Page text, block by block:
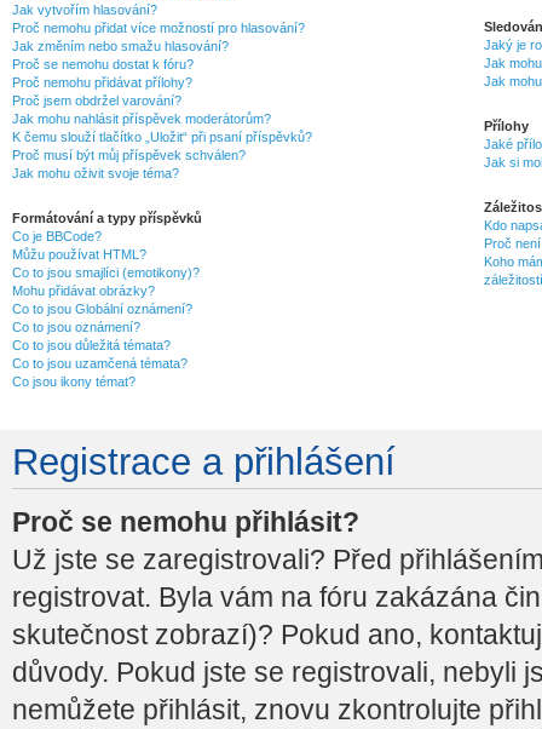
Jak vytvořím hlasování?
Proč nemohu přidat více možností pro hlasování?
Jak změním nebo smažu hlasování?
Proč se nemohu dostat k fóru?
Proč nemohu přidávat přílohy?
Proč jsem obdržel varování?
Jak mohu nahlásit příspěvek moderátorům?
K čemu slouží tlačítko „Uložit“ při psaní příspěvků?
Proč musí být můj příspěvek schválen?
Jak mohu oživit svoje téma?
Formátování a typy příspěvků
Co je BBCode?
Můžu používat HTML?
Co to jsou smajlíci (emotikony)?
Mohu přidávat obrázky?
Co to jsou Globální oznámení?
Co to jsou oznámení?
Co to jsou důležitá témata?
Co to jsou uzamčená témata?
Co jsou ikony témat?
Jaký je
Jak
Jak
Přílohy
Jaké
Jak si
Kdo
Proč
Koho
Registrace a přihlášení
Proč se nemohu přihlásit?
Už jste se zaregistrovali? Před
registrovat. Byla vám na fóru zakázána
skutečnost zobrazí)? Pokud ano,
důvody. Pokud jste se registrovali, nebyli
nemůžete přihlásit, znovu zkontrolujte